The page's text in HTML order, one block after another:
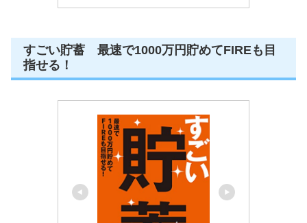
すごい貯蓄 最速で1000万円貯めてFIREも目
指せる！